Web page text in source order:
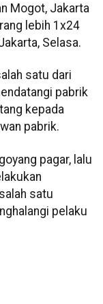
Mogot, Jakarta
lebih 1x24
Selasa.
satu dari
pabrik
kepada
pabrik.
pagar, lalu
satu
pelaku